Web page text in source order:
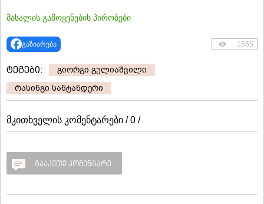
მასალის გამოყენების პირობები
გაზიარება 1555
ტეგები:
გიორგი გულიაშვილი
რასინგი სანტანდერი
მკითხველის კომენტარები / 0 /
გააკეთე კომენტარი